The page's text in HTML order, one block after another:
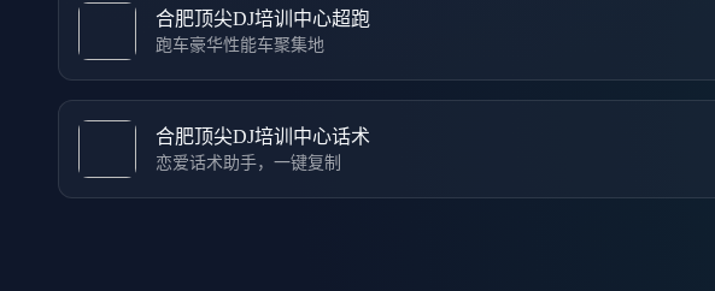
合肥顶尖DJ培训中心超跑
跑车豪华性能车聚集地
合肥顶尖DJ培训中心话术
恋爱话术助手，一键复制